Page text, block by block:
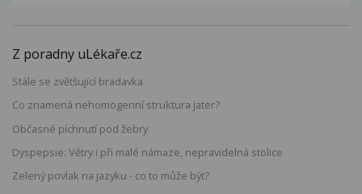
Z poradny uLékaře.cz
Stále se zvětšující bradavka
Co znamená nehomogenní struktura jater?
Občasné píchnutí pod žebry
Dyspepsie: Větry i při malé námaze, nepravidelná stolice
Zelený povlak na jazyku - co to může být?